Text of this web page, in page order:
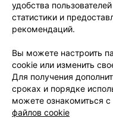
Написать
удобства
статистики и
рекомендаций.
Вы можете настроить
cookie или изменить
Для получения
сроках и порядке
можете ознакомиться
файлов cookie